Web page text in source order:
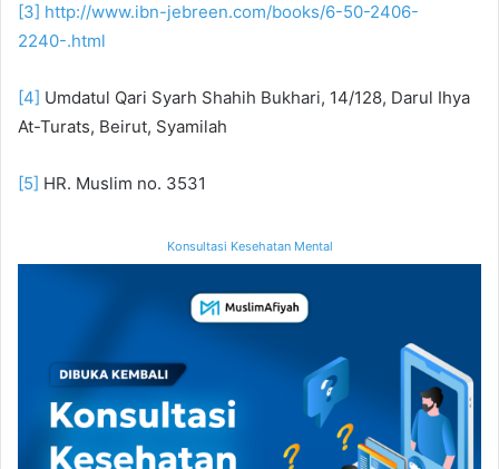
[3] http://www.ibn-jebreen.com/books/6-50-2406-
2240-.html
[4] Umdatul Qari Syarh Shahih Bukhari, 14/128, Darul Ihya
At-Turats, Beirut, Syamilah
[5] HR. Muslim no. 3531
Konsultasi Kesehatan Mental